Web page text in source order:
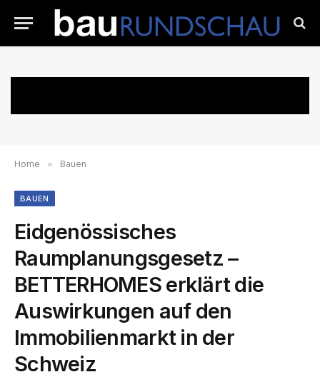
Home » Bauen
BAUEN
Eidgenössisches
Raumplanungsgesetz –
BETTERHOMES erklärt die
Auswirkungen auf den
Immobilienmarkt in der
Schweiz